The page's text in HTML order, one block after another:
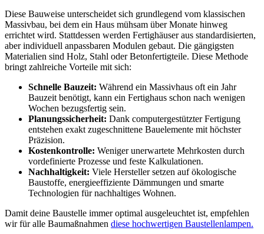
Diese Bauweise unterscheidet sich grundlegend vom klassischen
Massivbau, bei dem ein Haus mühsam über Monate hinweg
errichtet wird. Stattdessen werden Fertighäuser aus standardisierten,
aber individuell anpassbaren Modulen gebaut. Die gängigsten
Materialien sind Holz, Stahl oder Betonfertigteile. Diese Methode
bringt zahlreiche Vorteile mit sich:
Schnelle Bauzeit: Während ein Massivhaus oft ein Jahr
Bauzeit benötigt, kann ein Fertighaus schon nach wenigen
Wochen bezugsfertig sein.
Planungssicherheit: Dank computergestützter Fertigung
entstehen exakt zugeschnittene Bauelemente mit höchster
Präzision.
Kostenkontrolle: Weniger unerwartete Mehrkosten durch
vordefinierte Prozesse und feste Kalkulationen.
Nachhaltigkeit: Viele Hersteller setzen auf ökologische
Baustoffe, energieeffiziente Dämmungen und smarte
Technologien für nachhaltiges Wohnen.
Damit deine Baustelle immer optimal ausgeleuchtet ist, empfehlen
wir für alle Baumaßnahmen diese hochwertigen Baustellenlampen.